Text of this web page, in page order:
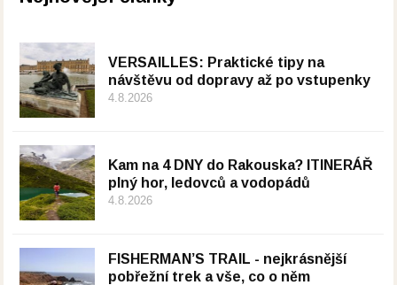
VERSAILLES: Praktické tipy na
návštěvu od dopravy až po vstupenky
4.8.2026
Kam na 4 DNY do Rakouska? ITINERÁŘ
plný hor, ledovců a vodopádů
4.8.2026
FISHERMAN’S TRAIL - nejkrásnější
pobřežní trek a vše, co o něm